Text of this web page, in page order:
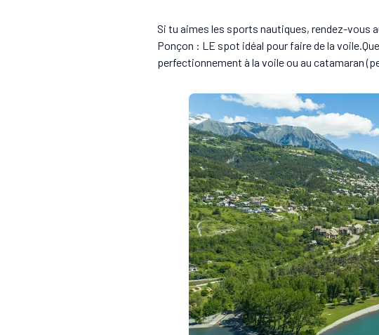
Si tu aimes les sports nautiques, rendez-vous
Ponçon : LE spot idéal pour faire de la
perfectionnement à la voile ou au catamaran